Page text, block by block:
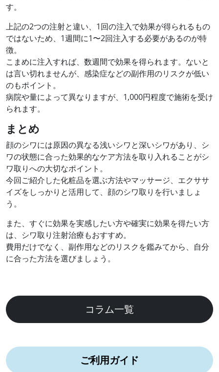
す。
上記の2つの注射と違い、1回の注入で効果が得られるもの
ではないため、1週間に1〜2回注入する必要があるのが特
徴。
こまめに注入すれば、数週間で効果を得られます。ないと
は言い切れませんが、感染症などの副作用のリスクが低い
のもポイント。
病院や量によって異なりますが、1,000円程度で施術を受け
られます。
まとめ
顔のシワには原因の異なる浅いシワと深いシワがあり、シ
ワの状態に合った効果的なケア方法を取り入れることがシ
ワ取りへの大切なポイント。
今回ご紹介した化粧品を選ぶ方法やマッサージ、エクササ
イズをしっかりと活用して、顔のシワ取りを行いましょ
う。
また、すぐに効果を実感したい方や確実に効果を得たい方
は、シワ取り注射治療もおすすめ。
費用だけでなく、副作用などのリスクを鑑みてから、自分
に合った方法を選びましょう。
コラム一覧
ご利用ガイド